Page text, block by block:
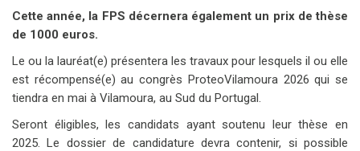
Cette année, la FPS décernera également un prix de thèse
de 1000 euros.
Le ou la lauréat(e) présentera les travaux pour lesquels il ou elle
est récompensé(e) au congrès ProteoVilamoura 2026 qui se
tiendra en mai à Vilamoura, au Sud du Portugal.
Seront éligibles, les candidats ayant soutenu leur thèse en
2025. Le dossier de candidature devra contenir, si possible